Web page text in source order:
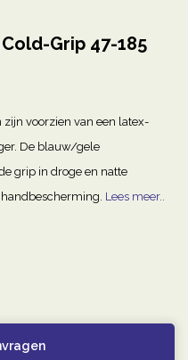
Grip 47-185
voorzien van een latex-
De blauw/gele
grip in droge en natte
Lees meer..